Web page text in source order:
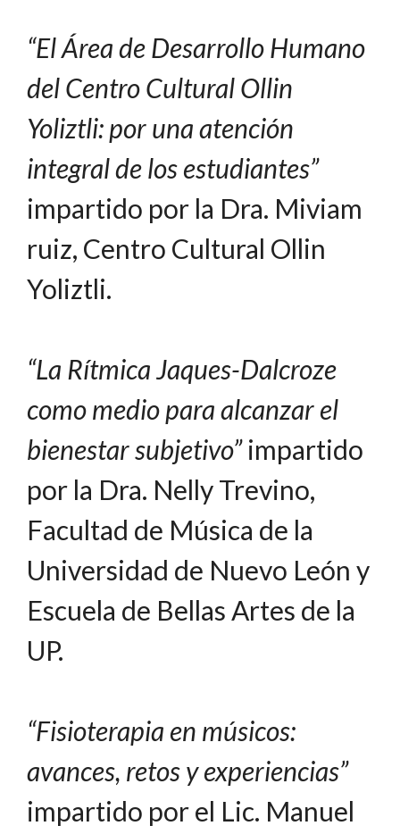
“El Área de Desarrollo Humano
del Centro Cultural Ollin
Yoliztli: por una atención
integral de los estudiantes”
impartido por la Dra. Miviam
ruiz, Centro Cultural Ollin
Yoliztli.
“La Rítmica Jaques-Dalcroze
como medio para alcanzar el
bienestar subjetivo”impartido
por la Dra. Nelly Trevino,
Facultad de Música de la
Universidad de Nuevo León y
Escuela de Bellas Artes de la
UP.
“Fisioterapia en músicos:
avances, retos y experiencias”
impartido por el Lic. Manuel